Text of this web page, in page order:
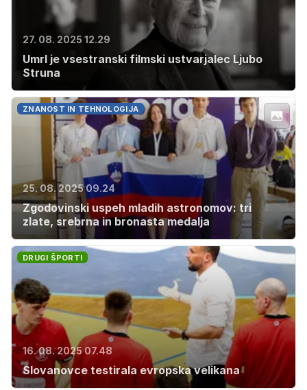
27. 08. 2025 12.29
Umrl je vsestranski filmski ustvarjalec Ljubo
Struna
ZNANOST IN TEHNOLOGIJA
25. 08. 2025 09.24
Zgodovinski uspeh mladih astronomov: tri
zlate, srebrna in bronasta medalja
DRUGI ŠPORTI
16. 08. 2025 07.48
Slovanovce testirala evropska velikana